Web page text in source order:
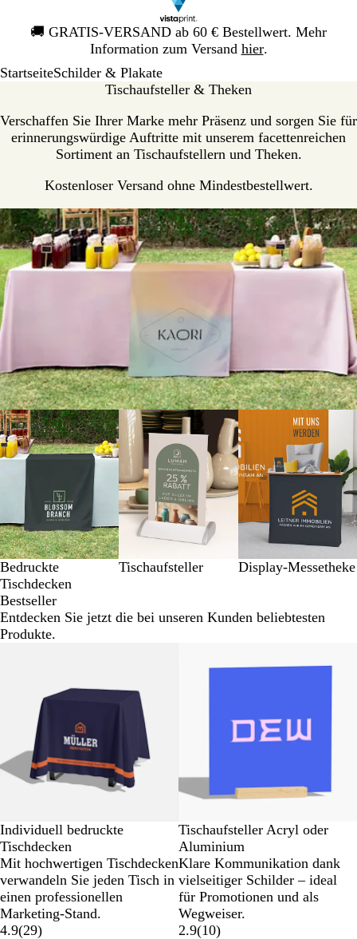
🚚 GRATIS-VERSAND ab 60 € Bestellwert. Mehr
Information zum Versand hier.
Galeriebild
1
StartseiteSchilder & Plakate
Tischaufsteller & Theken
Verschaffen Sie Ihrer Marke mehr Präsenz und sorgen Sie für
erinnerungswürdige Auftritte mit unserem facettenreichen
Sortiment an Tischaufstellern und Theken.
Kostenloser Versand ohne Mindestbestellwert.
Bedruckte
Tischdecken
Tischaufsteller Display-Messetheke
Bestseller
Entdecken Sie jetzt die bei unseren Kunden beliebtesten
Produkte.
Individuell bedruckte
Tischdecken
Mit hochwertigen Tischdecken
verwandeln Sie jeden Tisch in
einen professionellen
Marketing-Stand.
4.9(29)
Tischaufsteller Acryl oder
Aluminium
Klare Kommunikation dank
vielseitiger Schilder – ideal
für Promotionen und als
Wegweiser.
2.9(10)